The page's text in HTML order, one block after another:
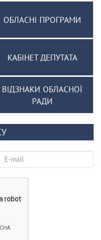
ОБЛАСНІ ПРОГРАМИ
КАБІНЕТ ДЕПУТАТА
ВІДЗНАКИ ОБЛАСНОЇ
РАДИ